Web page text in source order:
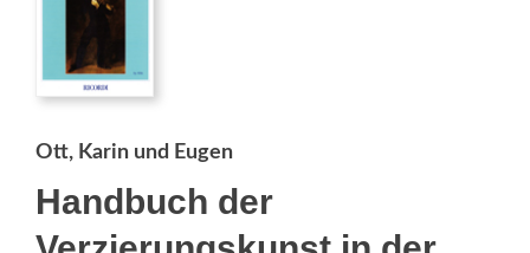
Ott, Karin und Eugen
Handbuch der